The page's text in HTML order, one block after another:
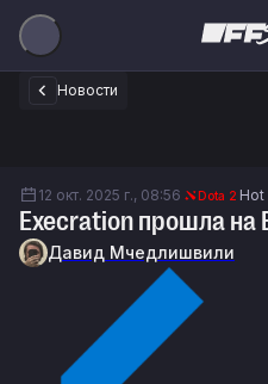
Новости
12 окт. 2025 г., 08:56 Dota 2 Hot
Execration прошла на
Давид Мчедлишвили